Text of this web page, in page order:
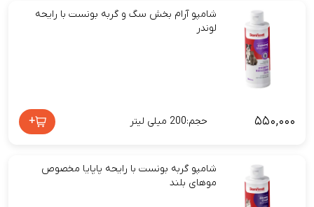
شامپو آرام بخش سگ و گربه بونست با رایحه
لوندر
۵۵۰,۰۰۰ حجم:200 میلی لیتر +
شامپو گربه بونست با رایحه پاپایا مخصوص
موهای بلند